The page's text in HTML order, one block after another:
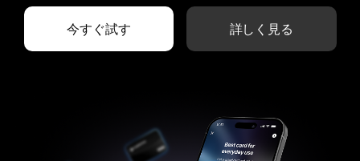
今すぐ試す 詳しく見る